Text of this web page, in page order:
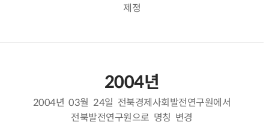
제정
2004년
2004년 03월 24일 전북경제사회발전연구원에서
전북발전연구원으로 명칭 변경